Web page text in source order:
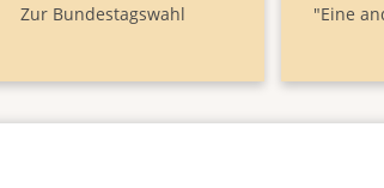
Zur Bundestagswahl "Eine